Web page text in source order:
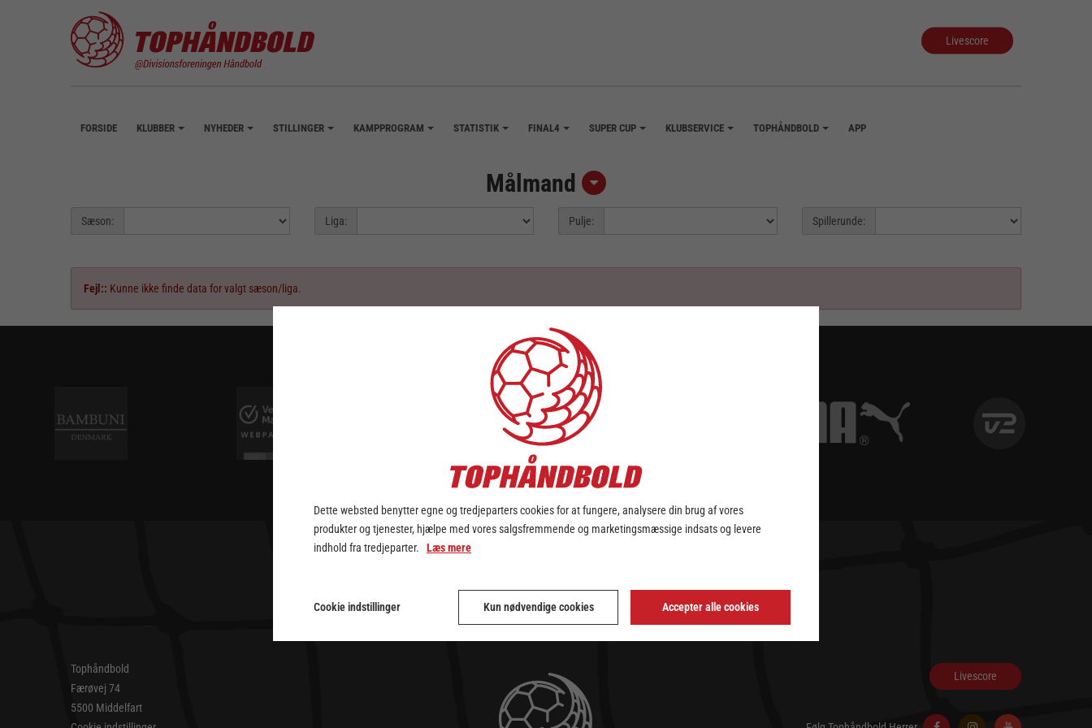
Livescore
FORSIDE KLUBBER NYHEDER STILLINGER KAMPPROGRAM STATISTIK FINAL4 SUPER CUP KLUBSERVICE TOPHÅNDBOLD APP
Målmand
Sæson: Liga: Pulje: Spillerunde:
Fejl:: Kunne ikke finde data for valgt sæson/liga.
Tophåndbold
Færøvej 74
5500 Middelfart
Livescore
Dette websted benytter egne og tredjeparters cookies for at fungere, analysere din brug af vores
produkter og tjenester, hjælpe med vores salgsfremmende og marketingsmæssige indsats og levere
indhold fra tredjeparter. Læs mere
Cookie indstillinger Kun nødvendige cookies Accepter alle cookies